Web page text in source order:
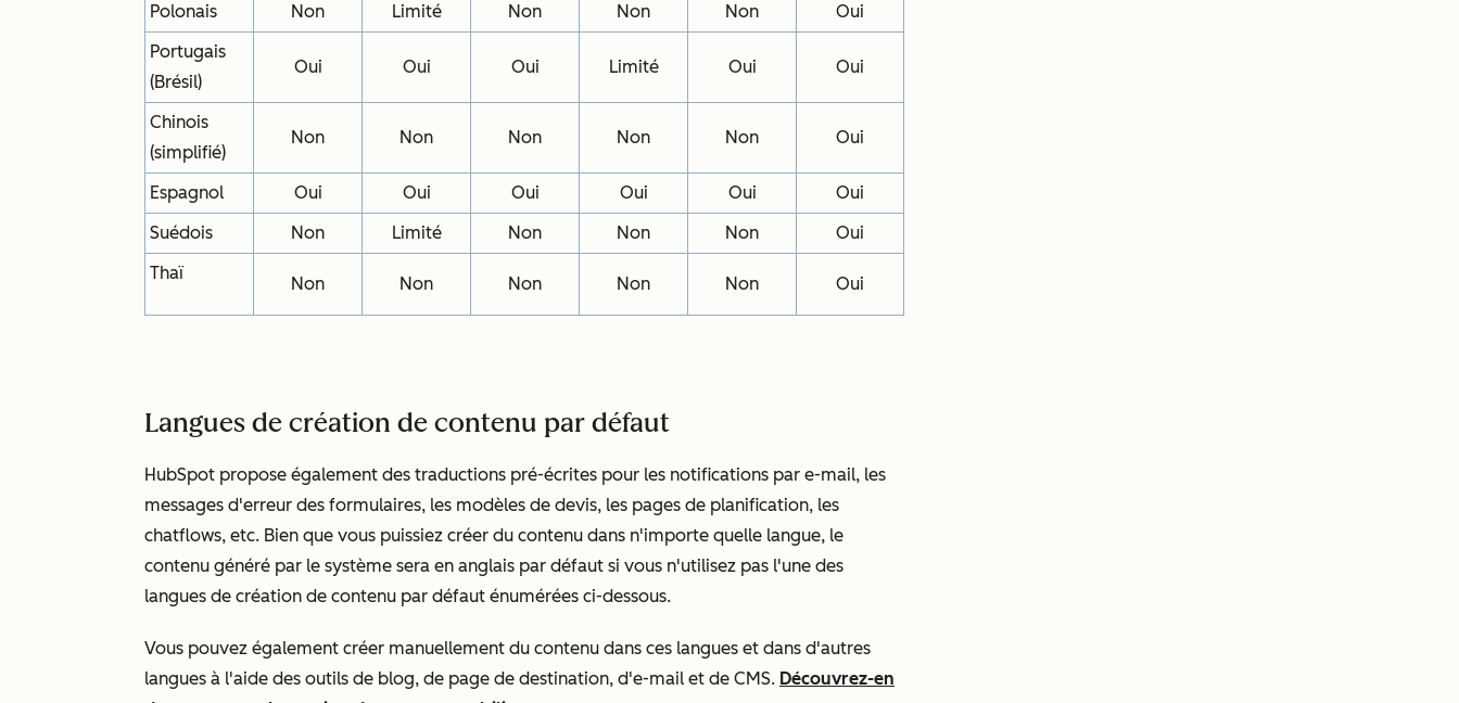
Polonais Non Limité Non Non Non
Oui
Portugais
(Brésil)
Oui Oui Oui Limité Oui Oui
Chinois
(simplifié)
Non Non Non Non Non Oui
Espagnol Oui Oui Oui Oui Oui
Oui
Suédois
Non Limité Non Non Non
Oui
Thaï
Non Non Non Non Non Oui
Langues de création de contenu par défaut
HubSpot propose également des traductions pré-écrites pour les notifications par e-mail, les
messages d'erreur des formulaires, les modèles de devis, les pages de planification, les
chatflows, etc. Bien que vous puissiez créer du contenu dans n'importe quelle langue, le
contenu généré par le système sera en anglais par défaut si vous n'utilisez pas l'une des
langues de création de contenu par défaut énumérées ci-dessous.
Vous pouvez également créer manuellement du contenu dans ces langues et dans d'autres
langues à l'aide des outils de blog, de page de destination, d'e-mail et de CMS. Découvrez-en